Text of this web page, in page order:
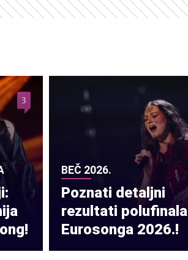
3
BEČ 2026.
Poznati detaljni
rezultati polufinala
Eurosonga 2026.!